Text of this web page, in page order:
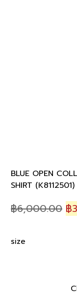
BLUE OPEN
SHIRT (K8112501)
฿6,000.00 ฿
size